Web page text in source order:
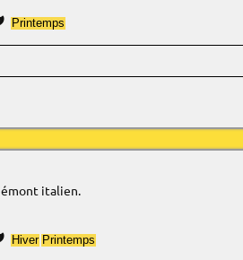
Printemps
italien.
Hiver Printemps